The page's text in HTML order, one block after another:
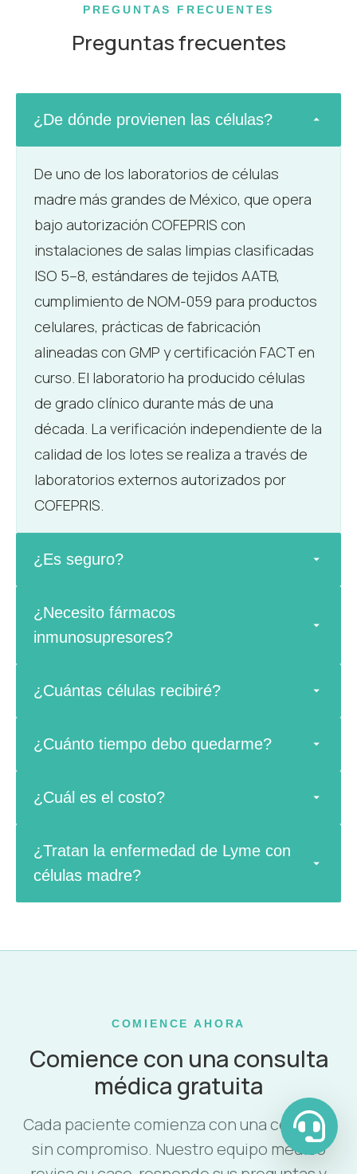
PREGUNTAS FRECUENTES
Preguntas frecuentes
¿De dónde provienen las células?
De uno de los laboratorios de células
madre más grandes de México, que opera
bajo autorización COFEPRIS con
instalaciones de salas limpias clasificadas
ISO 5–8, estándares de tejidos AATB,
cumplimiento de NOM-059 para productos
celulares, prácticas de fabricación
alineadas con GMP y certificación FACT en
curso. El laboratorio ha producido células
de grado clínico durante más de una
década. La verificación independiente de la
calidad de los lotes se realiza a través de
laboratorios externos autorizados por
COFEPRIS.
¿Es seguro?
¿Necesito fármacos
inmunosupresores?
¿Cuántas células recibiré?
¿Cuánto tiempo debo quedarme?
¿Cuál es el costo?
¿Tratan la enfermedad de Lyme con
células madre?
COMIENCE AHORA
Comience con una consulta
médica gratuita
Cada paciente comienza con una consulta
sin compromiso. Nuestro equipo médico